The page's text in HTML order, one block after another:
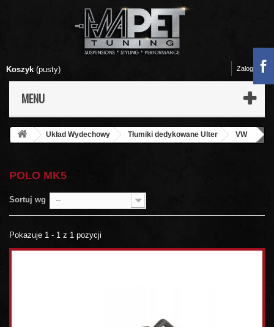
Koszyk (pusty)
MENU
Zaloguj się
Układ Wydechowy Tłumiki dedykowane Ulter
VW
POLO MK5
Sortuj wg --
Pokazuje 1 - 1 z 1 pozycji